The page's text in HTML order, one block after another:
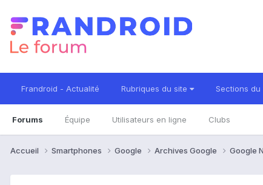
Frandroid - Actualité Rubriques du site Sections du
Forums Équipe Utilisateurs en ligne Clubs
Accueil Smartphones Google Archives Google Google